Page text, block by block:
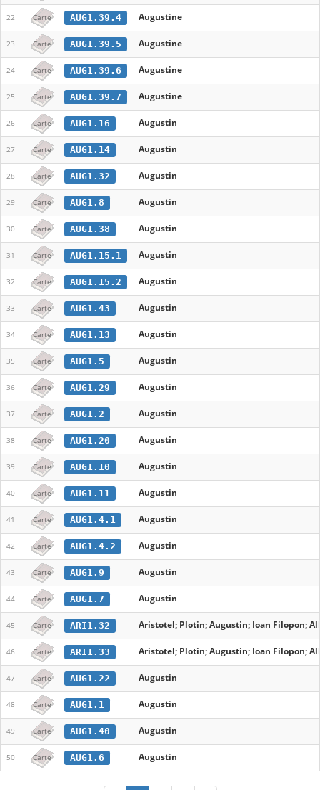
22 Carte AUG1.39.4 Augustine
23 Carte AUG1.39.5 Augustine
24 Carte AUG1.39.6 Augustine
25 Carte AUG1.39.7 Augustine
26 Carte AUG1.16 Augustin
27 Carte AUG1.14 Augustin
28 Carte AUG1.32 Augustin
29 Carte AUG1.8 Augustin
30 Carte AUG1.38 Augustin
31 Carte AUG1.15.1 Augustin
32 Carte AUG1.15.2 Augustin
33 Carte AUG1.43 Augustin
34 Carte AUG1.13 Augustin
35 Carte AUG1.5 Augustin
36 Carte AUG1.29 Augustin
37 Carte AUG1.2 Augustin
38 Carte AUG1.20 Augustin
39 Carte AUG1.10 Augustin
40 Carte AUG1.11 Augustin
41 Carte AUG1.4.1 Augustin
42 Carte AUG1.4.2 Augustin
43 Carte AUG1.9 Augustin
44 Carte AUG1.7 Augustin
45 Carte ARI1.32 Aristotel; Plotin; Augustin; Ioan Filopon;
46 Carte ARI1.33 Aristotel; Plotin; Augustin; Ioan Filopon;
47 Carte AUG1.22 Augustin
48 Carte AUG1.1 Augustin
49 Carte AUG1.40 Augustin
50 Carte AUG1.6 Augustin